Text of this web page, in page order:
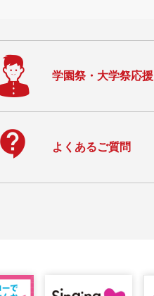
学園祭・大学祭応援
よくあるご質問